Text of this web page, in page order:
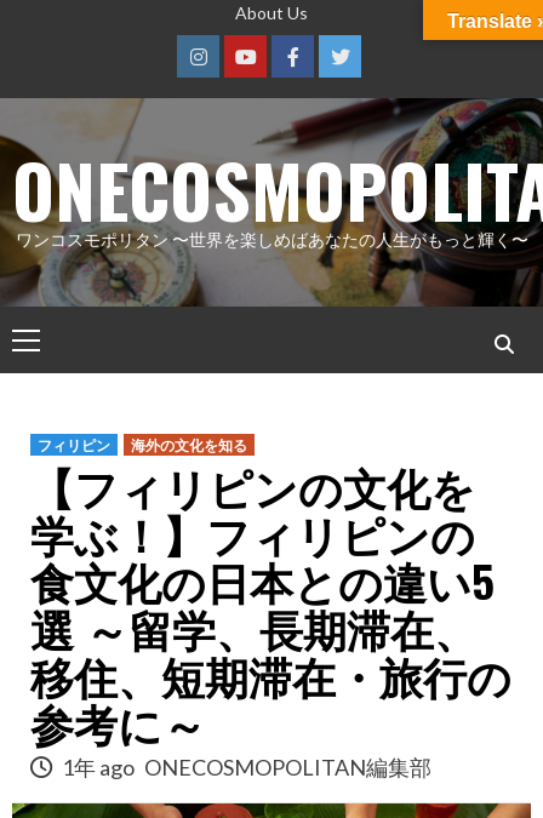
ツ
へ
ス
キ
ッ
プ
About Us
InstagramYoutubeFacebookTwitter
ワンコスモポリタン 〜世界を楽しめばあなたの人生がもっと輝く〜
イ
ニ フィリピン 海外の文化を知る
【フィリピンの文化を
学ぶ！】フィリピンの
食文化の日本との違い5
選 ～留学、長期滞在、
移住、短期滞在・旅行の
参考に～
1年 ago ONECOSMOPOLITAN編集部
Translate